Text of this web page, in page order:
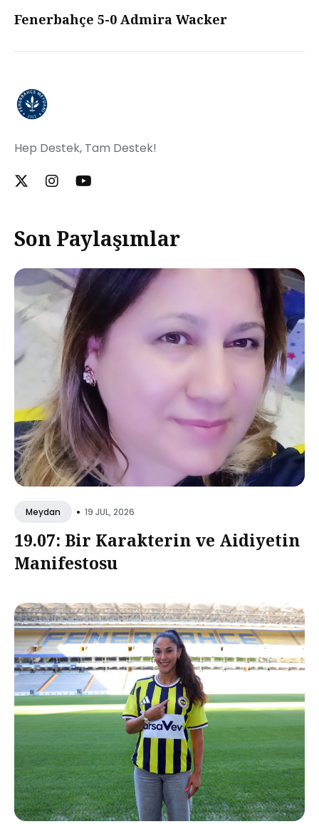
Fenerbahçe 5-0 Admira Wacker
Hep Destek, Tam Destek!
Son Paylaşımlar
Meydan • 19 JUL, 2026
19.07: Bir Karakterin ve Aidiyetin
Manifestosu